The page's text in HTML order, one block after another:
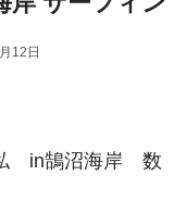
12日
in鵠沼海岸 数